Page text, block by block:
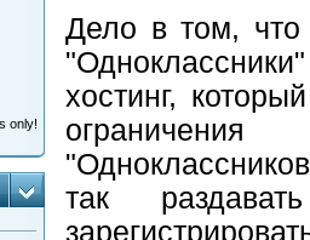
only!
Дело в том, что
хостинг,
так